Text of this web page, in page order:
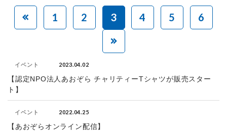
1 2 3 4 5 6
イベント 2023.04.02
【認定NPO法人あおぞら チャリティーTシャツが販売スター
ト】
イベント 2022.04.25
【あおぞらオンライン配信】